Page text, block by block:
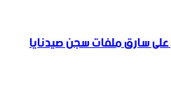
سارق ملفات سجن صيدنايا